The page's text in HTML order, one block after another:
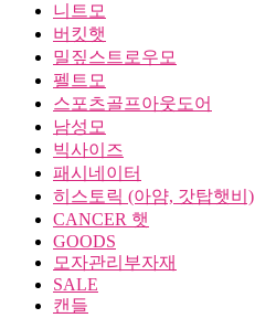
니트모
버킷햇
밀짚스트로우모
펠트모
스포츠골프아웃도어
남성모
빅사이즈
패시네이터
히스토릭 (아얌, 갓탑햇비)
CANCER 햇
GOODS
모자관리부자재
SALE
캔들